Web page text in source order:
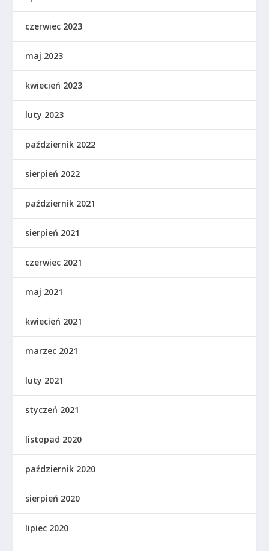
czerwiec 2023
maj 2023
kwiecień 2023
luty 2023
październik 2022
sierpień 2022
październik 2021
sierpień 2021
czerwiec 2021
maj 2021
kwiecień 2021
marzec 2021
luty 2021
styczeń 2021
listopad 2020
październik 2020
sierpień 2020
lipiec 2020